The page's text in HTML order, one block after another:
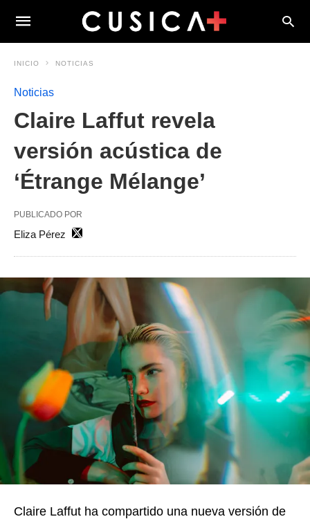
INICIO NOTICIAS
Noticias
Claire Laffut revela
versión acústica de
‘Étrange Mélange’
PUBLICADO POR
Eliza Pérez
Claire Laffut ha compartido una nueva versión de